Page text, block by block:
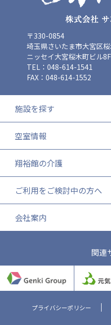
株式会社日本医科学研究所
一般社団法人フードラボジャ
特定非営利活動法人日本医療
株式会社エネクト
海外
海外グループ会社
美迪克（上海）商务咨询有限公司
共生（大連）商務諮詢有限公司
台灣善合股份有限公司
Angkor-Japan Friendship
Hospital
クヴィアン小学校・カンボジア
カンボジア日本友好技術教育セ
G-COM JOINT STOCK COMPANY
海外子会社・合弁会社
瀋陽長者会
〒330-0854
埼玉県さいたま市大宮区
ニッセイ大宮桜木町ビル8F
TEL：048-614-1541
FAX：048-614-1552
施設を探す
空室情報
翔裕館の介護
ご利用をご検討中の方へ
会社案内
関連
プライバシーポリシー